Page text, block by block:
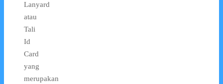
Lanyard
atau
Tali
Id
Card
yang
merupakan